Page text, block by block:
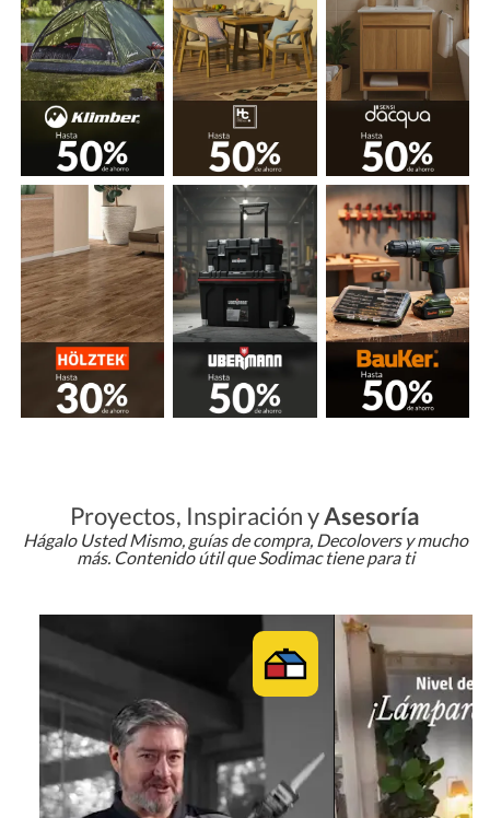
Proyectos, Inspiración yAsesoría
Hágalo Usted Mismo, guías de compra, Decolovers y mucho
más. Contenido útil que Sodimac tiene para ti